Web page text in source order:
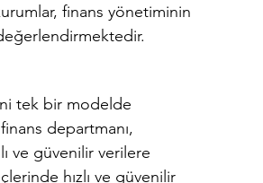
finans yönetiminin
tek bir modelde
departmanı,
ve güvenilir verilere
hızlı ve güvenilir